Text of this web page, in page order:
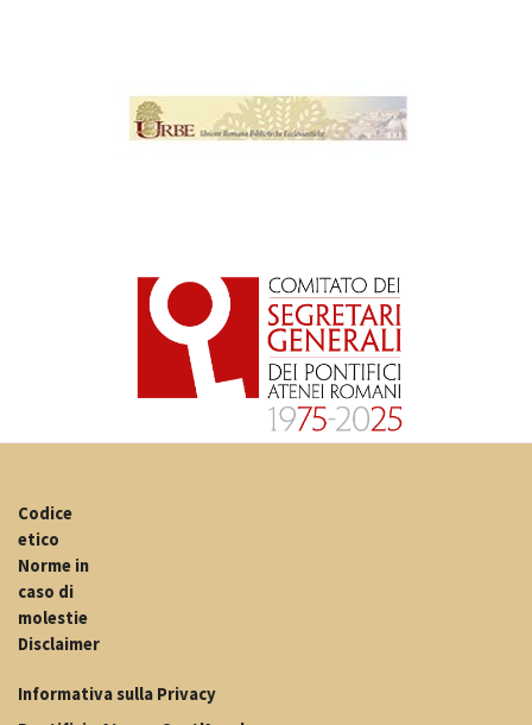
Codice
etico
Norme in
caso di
molestie
Disclaimer
Informativa sulla Privacy